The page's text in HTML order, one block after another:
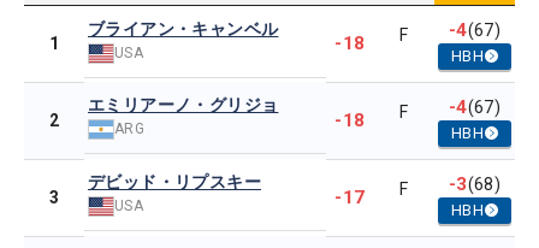
1
ブライアン・キャンベル
USA -18 F -4(67)
HBH
2
エミリアーノ・グリジョ
ARG -18 F -4(67)
HBH
3
デビッド・リプスキー
USA -17 F -3(68)
HBH